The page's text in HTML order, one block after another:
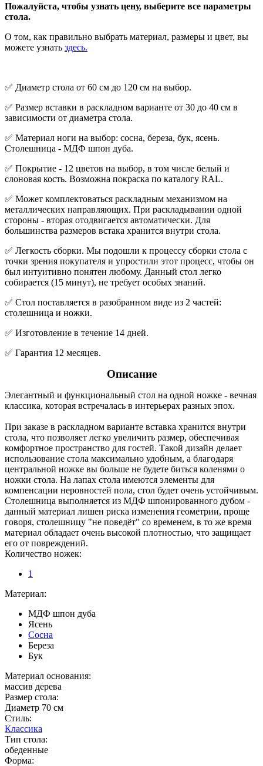
Пожалуйста, чтобы узнать цену, выберите все параметры
стола.
О том, как правильно выбрать материал, размеры и цвет, вы
можете узнать здесь.
✅ Диаметр стола от 60 см до 120 см на выбор.
✅ Размер вставки в раскладном варианте от 30 до 40 см в
зависимости от диаметра стола.
✅ Материал ноги на выбор: сосна, береза, бук, ясень.
Столешница - МДФ шпон дуба.
✅ Покрытие - 12 цветов на выбор, в том числе белый и
слоновая кость. Возможна покраска по каталогу RAL.
✅ Может комплектоваться раскладным механизмом на
металлических направляющих. При раскладывании одной
стороны - вторая отодвигается автоматически. Для
большинства размеров встака хранится внутри стола.
✅ Легкость сборки. Мы подошли к процессу сборки стола с
точки зрения покупателя и упростили этот процесс, чтобы он
был интуитивно понятен любому. Данный стол легко
собирается (15 минут), не требует особых знаний.
✅ Стол поставляется в разобранном виде из 2 частей:
столешница и ножки.
✅ Изготовление в течение 14 дней.
✅ Гарантия 12 месяцев.
Описание
Элегантный и функциональный стол на одной ножке - вечная
классика, которая встречалась в интерьерах разных эпох.
При заказе в раскладном варианте вставка хранится внутри
стола, что позволяет легко увеличить размер, обеспечивая
комфортное пространство для гостей. Такой дизайн делает
использование стола максимально удобным, а благодаря
центральной ножке вы больше не будете биться коленями о
ножки стола. На лапах стола имеются элементы для
компенсации неровностей пола, стол будет очень устойчивым.
Столешница выполняется из МДФ шпонированного дубом -
данный материал лишен риска изменения геометрии, проще
говоря, столешницу "не поведёт" со временем, в то же время
материал обладает очень высокой плотностью, что защищает
его от повреждений.
Количество ножек:
1
Материал:
МДФ шпон дуба
Ясень
Сосна
Береза
Бук
Материал основания:
массив дерева
Размер стола:
Диаметр 70 см
Стиль:
Классика
Тип стола:
обеденные
Форма: